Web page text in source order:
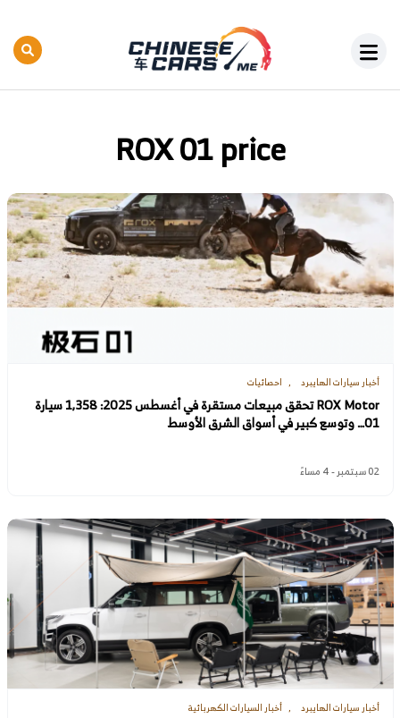
ROX 01 price
أخبار سيارات الهايبرد احصائيات
ROX Motor تحقق مبيعات مستقرة في أغسطس 2025: 1,358 سيارة
01… وتوسع كبير في أسواق الشرق الأوسط
02 سبتمبر - 4 مساءً
أخبار سيارات الهايبرد أخبار السيارات الكهربائية